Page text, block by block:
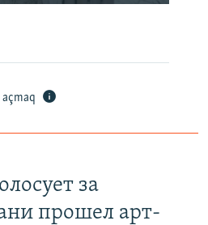
за
прошел арт-